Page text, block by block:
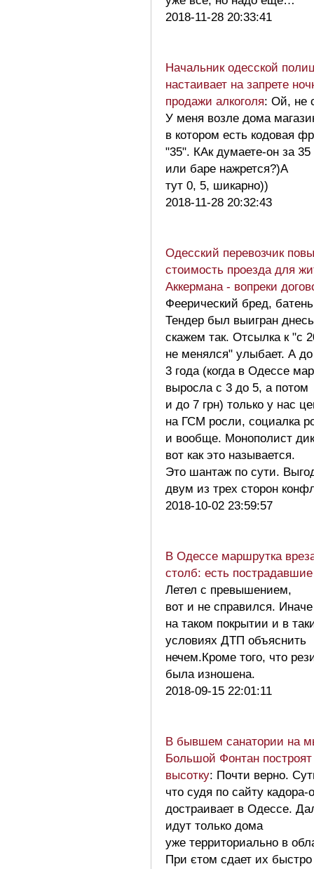
2018-11-28 20:33:41
Начальник одесской
настаивает на запрете
продажи алкоголя: Ой, не
У меня возле дома
в котором есть кодовая
"35". КАк думаете-он за
или баре нажрется?)А
тут 0, 5, шикарно))
2018-11-28 20:32:43
Одесский перевозчик
стоимость проезда для
Аккермана - вопреки
Феерический бред,
Тендер был выигран
скажем так. Отсылка к "с
не менялся" улыбает. А до
3 года (когда в Одессе
выросла с 3 до 5, а потом
и до 7 грн) только у нас
на ГСМ росли, социалка
и вообще. Монополист
вот как это называется.
Это шантаж по сути.
двум из трех сторон
2018-10-02 23:59:57
В Одессе маршрутка
столб: есть
Летел с превышением,
вот и не справился. Иначе
на таком покрытии и в
условиях ДТП объяснить
нечем.Кроме того, что
была изношена.
2018-09-15 22:01:11
В бывшем санатории на
Большой Фонтан построят
высотку: Почти верно.
что судя по сайту кадора-
достраивает в Одессе.
идут только дома
уже территориально в
При єтом сдает их